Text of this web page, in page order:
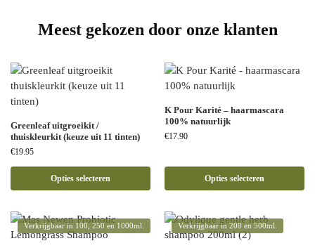
Meest gekozen door onze klanten
Greenleaf uitgroeikit /
thuiskleurkit (keuze uit 11 tinten)
€19.95
Opties selecteren
K Pour Karité – haarmascara
100% natuurlijk
€17.90
Opties selecteren
Verkrijgbaar in 100, 250 en 1000ml. Verkrijgbaar in 200 en 500ml.